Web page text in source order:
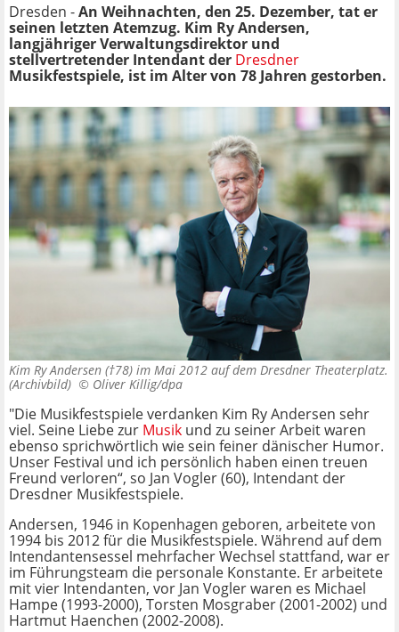
Dresden -An Weihnachten, den 25. Dezember, tat er
seinen letzten Atemzug. Kim Ry Andersen,
langjähriger Verwaltungsdirektor und
stellvertretender Intendant der Dresdner
Musikfestspiele, ist im Alter von 78 Jahren gestorben.
Kim Ry Andersen (†78) im Mai 2012 auf dem Dresdner Theaterplatz.
(Archivbild) © Oliver Killig/dpa
"Die Musikfestspiele verdanken Kim Ry Andersen sehr
viel. Seine Liebe zur Musik und zu seiner Arbeit waren
ebenso sprichwörtlich wie sein feiner dänischer Humor.
Unser Festival und ich persönlich haben einen treuen
Freund verloren“, so Jan Vogler (60), Intendant der
Dresdner Musikfestspiele.
Andersen, 1946 in Kopenhagen geboren, arbeitete von
1994 bis 2012 für die Musikfestspiele. Während auf dem
Intendantensessel mehrfacher Wechsel stattfand, war er
im Führungsteam die personale Konstante. Er arbeitete
mit vier Intendanten, vor Jan Vogler waren es Michael
Hampe (1993-2000), Torsten Mosgraber (2001-2002) und
Hartmut Haenchen (2002-2008).